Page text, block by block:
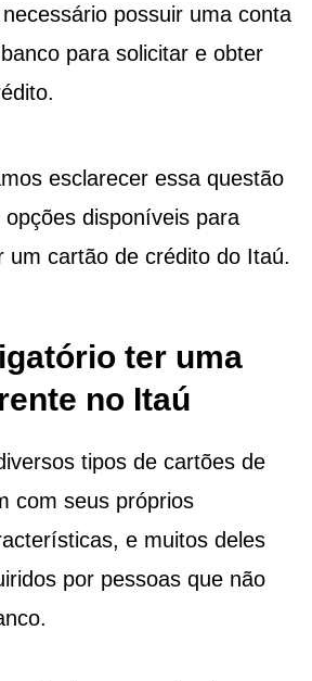
possuir uma conta
para solicitar e obter
esclarecer essa questão
disponíveis para
um cartão de crédito do Itaú.
ter uma
no Itaú
tipos de cartões de
com seus próprios
e muitos deles
por pessoas que não